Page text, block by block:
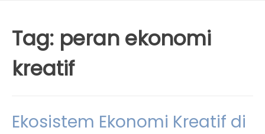
Tag: peran ekonomi
kreatif
Ekosistem Ekonomi Kreatif di